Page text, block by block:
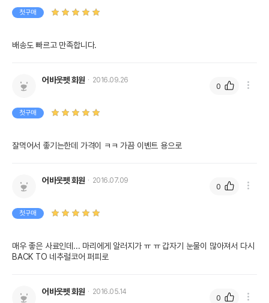
첫구매
배송도 빠르고 만족합니다.
어바웃펫 회원 2016.09.26
첫구매
잘먹어서 좋기는한데 가격이 ㅋㅋ 가끔 이벤트 용으로
0
어바웃펫 회원 2016.07.09
첫구매
매우 좋은 사료인데... 마리에게 알러지가 ㅠ ㅠ 갑자기 눈물이 많아져서 다시
BACK TO 네추럴코어 퍼피로
0
어바웃펫 회원 2016.05.14
0